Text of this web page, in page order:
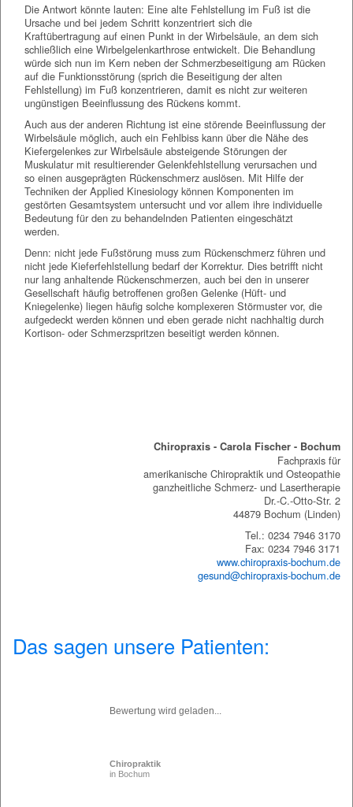
Die Antwort könnte lauten: Eine alte Fehlstellung im Fuß ist die
Ursache und bei jedem Schritt konzentriert sich die
Kraftübertragung auf einen Punkt in der Wirbelsäule, an dem sich
schließlich eine Wirbelgelenkarthrose entwickelt. Die Behandlung
würde sich nun im Kern neben der Schmerzbeseitigung am Rücken
auf die Funktionsstörung (sprich die Beseitigung der alten
Fehlstellung) im Fuß konzentrieren, damit es nicht zur weiteren
ungünstigen Beeinflussung des Rückens kommt.
Auch aus der anderen Richtung ist eine störende Beeinflussung der
Wirbelsäule möglich, auch ein Fehlbiss kann über die Nähe des
Kiefergelenkes zur Wirbelsäule absteigende Störungen der
Muskulatur mit resultierender Gelenkfehlstellung verursachen und
so einen ausgeprägten Rückenschmerz auslösen. Mit Hilfe der
Techniken der Applied Kinesiology können Komponenten im
gestörten Gesamtsystem untersucht und vor allem ihre individuelle
Bedeutung für den zu behandelnden Patienten eingeschätzt
werden.
Denn: nicht jede Fußstörung muss zum Rückenschmerz führen und
nicht jede Kieferfehlstellung bedarf der Korrektur. Dies betrifft nicht
nur lang anhaltende Rückenschmerzen, auch bei den in unserer
Gesellschaft häufig betroffenen großen Gelenke (Hüft- und
Kniegelenke) liegen häufig solche komplexeren Störmuster vor, die
aufgedeckt werden können und eben gerade nicht nachhaltig durch
Kortison- oder Schmerzspritzen beseitigt werden können.
Chiropraxis - Carola Fischer - Bochum
Fachpraxis für
amerikanische Chiropraktik und Osteopathie
ganzheitliche Schmerz- und Lasertherapie
Dr.-C.-Otto-Str. 2
44879 Bochum (Linden)
Tel.: 0234 7946 3170
Fax: 0234 7946 3171
www.chiropraxis-bochum.de
gesund@chiropraxis-bochum.de
Das sagen unsere Patienten:
Bewertung wird geladen...
Chiropraktik
in Bochum